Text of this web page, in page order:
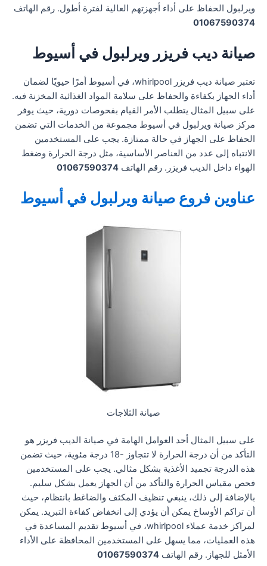
ويرلبول الحفاظ على أداء أجهزتهم العالية لفترة أطول. رقم الهاتف
01067590374
صيانة ديب فريزر ويرلبول في أسيوط
تعتبر صيانة ديب فريزر whirlpool، في أسيوط أمرًا حيويًا لضمان
أداء الجهاز بكفاءة والحفاظ على سلامة المواد الغذائية المخزنة فيه.
على سبيل المثال يتطلب الأمر القيام بفحوصات دورية، حيث يوفر
مركز صيانة ويرلبول في أسيوط مجموعة من الخدمات التي تضمن
الحفاظ على الجهاز في حالة ممتازة. يجب على المستخدمين
الانتباه إلى عدد من العناصر الأساسية، مثل درجة الحرارة وضغط
الهواء داخل الديب فريزر. رقم الهاتف 01067590374
عناوين فروع صيانة ويرلبول في أسيوط
صيانة الثلاجات
على سبيل المثال أحد العوامل الهامة في صيانة الديب فريزر هو
التأكد من أن درجة الحرارة لا تتجاوز -18 درجة مئوية، حيث تضمن
هذه الدرجة تجميد الأغذية بشكل مثالي. يجب على المستخدمين
فحص مقياس الحرارة والتأكد من أن الجهاز يعمل بشكل سليم.
بالإضافة إلى ذلك، ينبغي تنظيف المكثف والضاغط بانتظام، حيث
أن تراكم الأوساخ يمكن أن يؤدي إلى انخفاض كفاءة التبريد. يمكن
لمراكز خدمة عملاء whirlpool، في أسيوط تقديم المساعدة في
هذه العمليات، مما يسهل على المستخدمين المحافظة على الأداء
الأمثل للجهاز. رقم الهاتف 01067590374